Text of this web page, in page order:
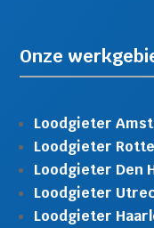
Onze
Loodgieter
Loodgieter
Loodgieter Den
Loodgieter
Loodgieter